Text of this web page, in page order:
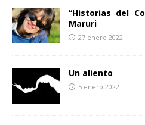
“Historias del
Maruri
27 enero 2022
Un aliento
5 enero 2022